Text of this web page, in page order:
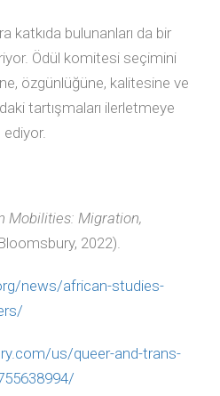
katkıda bulunanları da bir
Ödül komitesi seçimini
özgünlüğüne, kalitesine ve
tartışmaları ilerletmeye
ediyor.
Mobilities: Migration,
2022).
news/african-studies-
us/queer-and-trans-